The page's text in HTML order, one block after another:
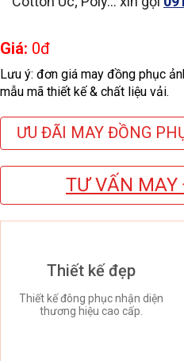
Giá: 0đ
Lưu ý: đơn giá may đồng phục
mẫu mã thiết kế & chất liệu vải.
ƯU ĐÃI MAY ĐỒNG
TƯ VẤN MAY
Thiết kế đẹp
Thiết kế đông phục nhận diện
thương hiệu cao cấp.